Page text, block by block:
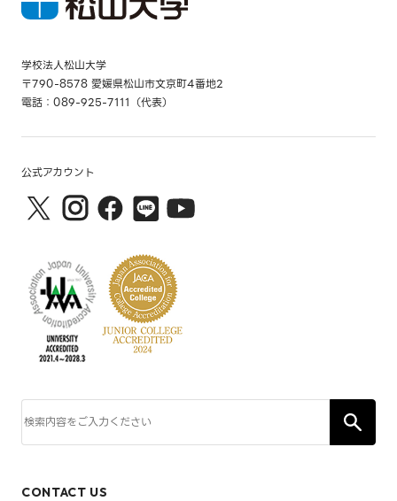
学校法人松山大学
〒790-8578 愛媛県松山市文京町4番地2
電話：089-925-7111（代表）
公式アカウント
CONTACT US